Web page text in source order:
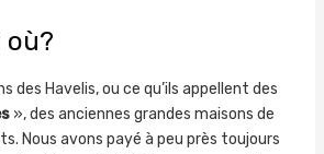
où?
des Havelis, ou ce qu’ils appellent des
», des anciennes grandes maisons de
Nous avons payé à peu près toujours